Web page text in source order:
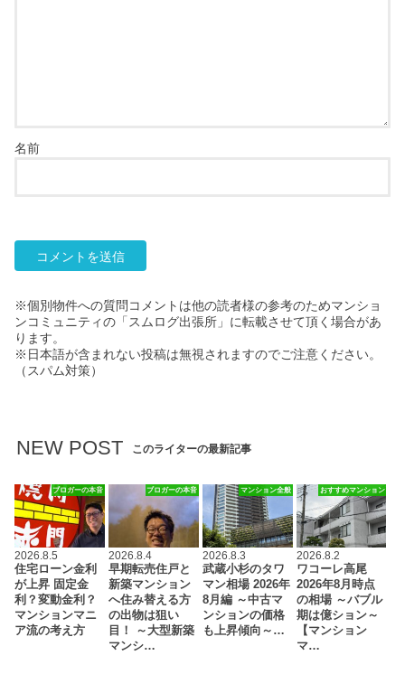
名前
※個別物件への質問コメントは他の読者様の参考のためマンショ
ンコミュニティの「スムログ出張所」に転載させて頂く場合があ
ります。
※日本語が含まれない投稿は無視されますのでご注意ください。
（スパム対策）
NEW POST このライターの最新記事
ブロガーの本音
2026.8.5
住宅ローン金利
が上昇 固定金
利？変動金利？
マンションマニ
ア流の考え方
ブロガーの本音
2026.8.4
早期転売住戸と
新築マンション
へ住み替える方
の出物は狙い
目！ ～大型新築
マンシ…
マンション全般
2026.8.3
武蔵小杉のタワ
マン相場 2026年
8月編 ～中古マ
ンションの価格
も上昇傾向～…
おすすめマンション
2026.8.2
ワコーレ高尾
2026年8月時点
の相場 ～バブル
期は億ション～
【マンション
マ…